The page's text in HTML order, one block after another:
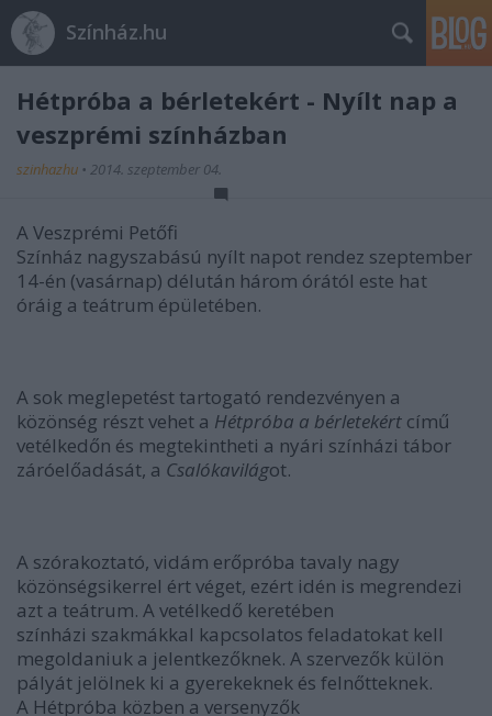
Színház.hu
Hétpróba a bérletekért - Nyílt nap a
veszprémi színházban
szinhazhu • 2014. szeptember 04.
A Veszprémi Petőfi
Színház nagyszabású nyílt napot rendez szeptember
14-én (vasárnap) délután három órától este hat
óráig a teátrum épületében.
A sok meglepetést tartogató rendezvényen a
közönség részt vehet a Hétpróba a bérletekért című
vetélkedőn és megtekintheti a nyári színházi tábor
záróelőadását, a Csalókavilágot.
A szórakoztató, vidám erőpróba tavaly nagy
közönségsikerrel ért véget, ezért idén is megrendezi
azt a teátrum. A vetélkedő keretében
színházi szakmákkal kapcsolatos feladatokat kell
megoldaniuk a jelentkezőknek. A szervezők külön
pályát jelölnek ki a gyerekeknek és felnőtteknek.
A Hétpróba közben a versenyzők